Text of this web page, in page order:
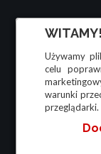
WITAMY!
Używamy
celu
warunki
przeglądarki.